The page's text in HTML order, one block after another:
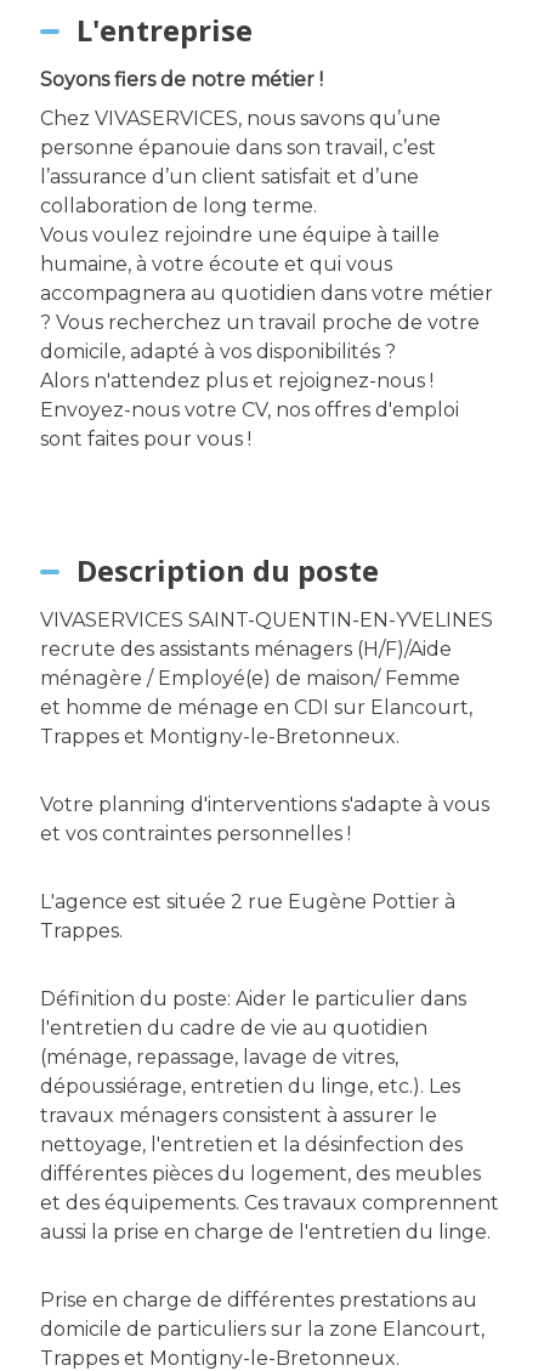
L'entreprise
Soyons fiers de notre métier !
Chez VIVASERVICES, nous savons qu’une
personne épanouie dans son travail, c’est
l’assurance d’un client satisfait et d’une
collaboration de long terme.
Vous voulez rejoindre une équipe à taille
humaine, à votre écoute et qui vous
accompagnera au quotidien dans votre métier
? Vous recherchez un travail proche de votre
domicile, adapté à vos disponibilités ?
Alors n'attendez plus et rejoignez-nous !
Envoyez-nous votre CV, nos offres d'emploi
sont faites pour vous !
Description du poste
VIVASERVICES SAINT-QUENTIN-EN-YVELINES
recrute des assistants ménagers (H/F)/Aide
ménagère / Employé(e) de maison/ Femme
et homme de ménage en CDI sur Elancourt,
Trappes et Montigny-le-Bretonneux.
Votre planning d'interventions s'adapte à vous
et vos contraintes personnelles !
L'agence est située 2 rue Eugène Pottier à
Trappes.
Définition du poste: Aider le particulier dans
l'entretien du cadre de vie au quotidien
(ménage, repassage, lavage de vitres,
dépoussiérage, entretien du linge, etc.). Les
travaux ménagers consistent à assurer le
nettoyage, l'entretien et la désinfection des
différentes pièces du logement, des meubles
et des équipements. Ces travaux comprennent
aussi la prise en charge de l'entretien du linge.
Prise en charge de différentes prestations au
domicile de particuliers sur la zone Elancourt,
Trappes et Montigny-le-Bretonneux.